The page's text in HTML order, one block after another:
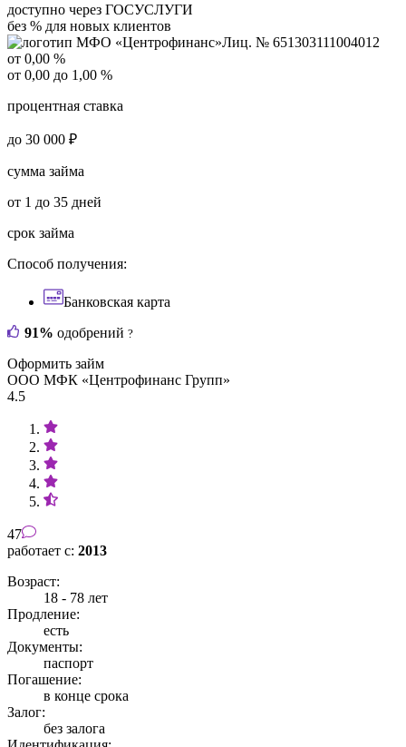
доступно через ГОСУСЛУГИ
без % для новых клиентов
Лиц. № 651303111004012
от 0,00 %
от 0,00 до 1,00 %
процентная ставка
до 30 000 ₽
сумма займа
от 1 до 35 дней
срок займа
Способ получения:
Банковская карта
91% одобрений ?
Оформить займ
ООО МФК «Центрофинанс Групп»
4.5
47
работает с: 2013
Возраст:
18 - 78 лет
Продление:
есть
Документы:
паспорт
Погашение:
в конце срока
Залог:
без залога